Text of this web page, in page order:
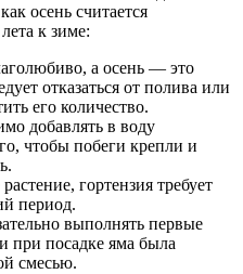
осень считается
к зиме:
а осень — это
отказаться от полива или
его количество.
добавлять в воду
чтобы побеги крепли и
гортензия требует
период.
выполнять первые
при посадке яма была
смесью.